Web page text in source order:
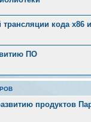
кода х86
ПО
продуктов